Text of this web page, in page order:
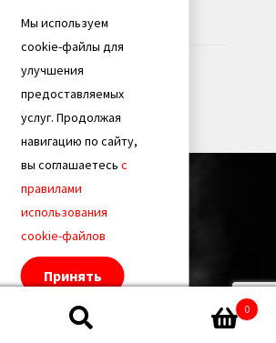
0
Мы используем
cookie-файлы для
улучшения
предоставляемых
услуг. Продолжая
навигацию по сайту,
вы соглашаетесь с
правилами
использования
cookie-файлов
Принять